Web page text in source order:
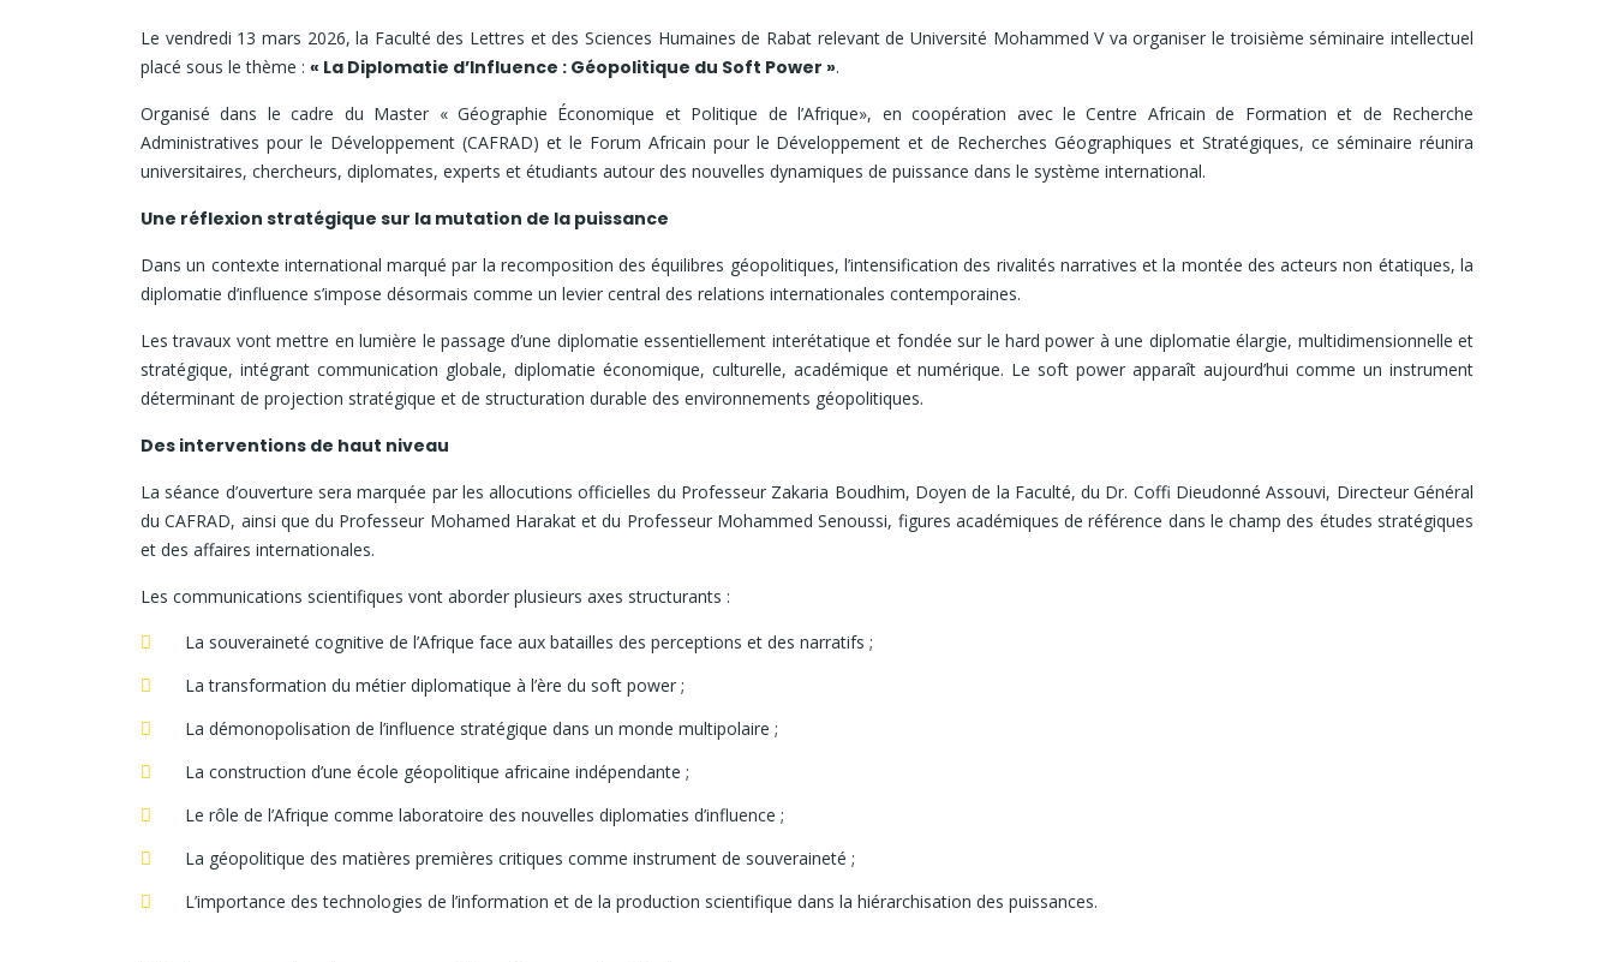
Le vendredi 13 mars 2026, la Faculté des Lettres et des Sciences Humaines de Rabat relevant de Université Mohammed V va organiser le troisième séminaire intellectuel
placé sous le thème : « La Diplomatie d’Influence : Géopolitique du Soft Power ».
Organisé dans le cadre du Master « Géographie Économique et Politique de l’Afrique», en coopération avec le Centre Africain de Formation et de Recherche
Administratives pour le Développement (CAFRAD) et le Forum Africain pour le Développement et de Recherches Géographiques et Stratégiques, ce séminaire réunira
universitaires, chercheurs, diplomates, experts et étudiants autour des nouvelles dynamiques de puissance dans le système international.
Une réflexion stratégique sur la mutation de la puissance
Dans un contexte international marqué par la recomposition des équilibres géopolitiques, l’intensification des rivalités narratives et la montée des acteurs non étatiques, la
diplomatie d’influence s’impose désormais comme un levier central des relations internationales contemporaines.
Les travaux vont mettre en lumière le passage d’une diplomatie essentiellement interétatique et fondée sur le hard power à une diplomatie élargie, multidimensionnelle et
stratégique, intégrant communication globale, diplomatie économique, culturelle, académique et numérique. Le soft power apparaît aujourd’hui comme un instrument
déterminant de projection stratégique et de structuration durable des environnements géopolitiques.
Des interventions de haut niveau
La séance d’ouverture sera marquée par les allocutions officielles du Professeur Zakaria Boudhim, Doyen de la Faculté, du Dr. Coffi Dieudonné Assouvi, Directeur Général
du CAFRAD, ainsi que du Professeur Mohamed Harakat et du Professeur Mohammed Senoussi, figures académiques de référence dans le champ des études stratégiques
et des affaires internationales.
Les communications scientifiques vont aborder plusieurs axes structurants :
La souveraineté cognitive de l’Afrique face aux batailles des perceptions et des narratifs ;
La transformation du métier diplomatique à l’ère du soft power ;
La démonopolisation de l’influence stratégique dans un monde multipolaire ;
La construction d’une école géopolitique africaine indépendante ;
Le rôle de l’Afrique comme laboratoire des nouvelles diplomaties d’influence ;
La géopolitique des matières premières critiques comme instrument de souveraineté ;
L’importance des technologies de l’information et de la production scientifique dans la hiérarchisation des puissances.